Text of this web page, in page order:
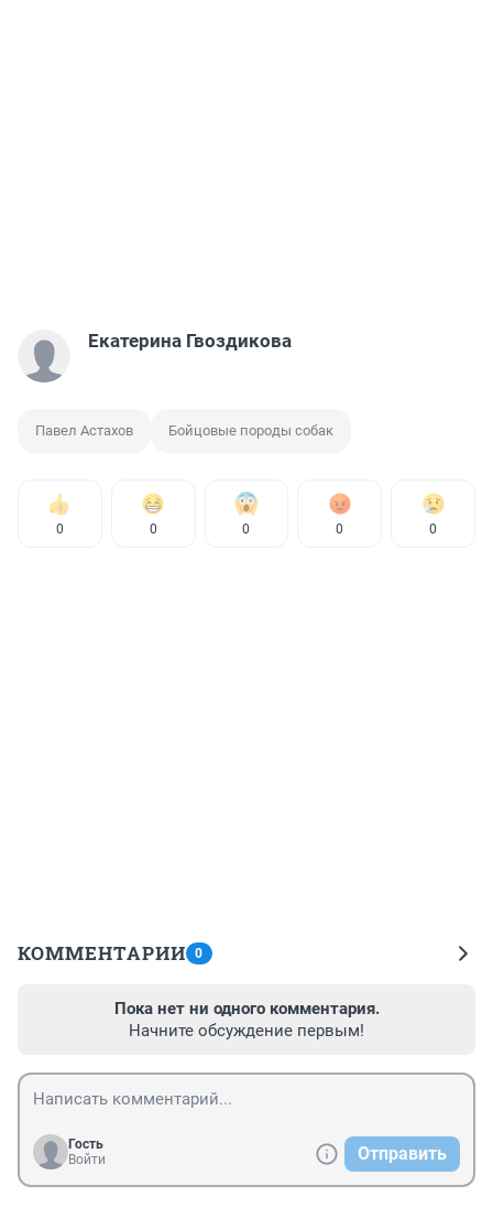
Екатерина Гвоздикова
Павел Астахов Бойцовые породы собак
0 0 0 0 0
КОММЕНТАРИИ 0
Пока нет ни одного комментария.
Начните обсуждение первым!
Гость
Войти
Отправить